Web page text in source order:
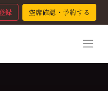
録 空席確認・予約する